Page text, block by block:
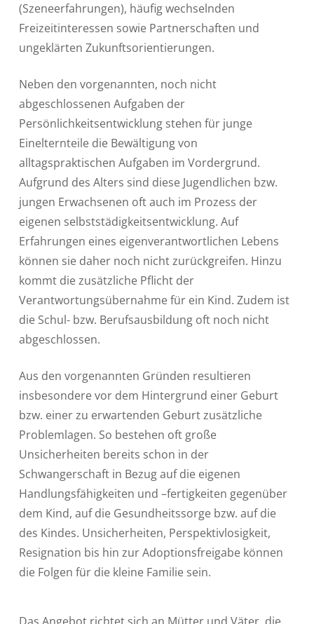
(Szeneerfahrungen), häufig wechselnden
Freizeitinteressen sowie Partnerschaften und
ungeklärten Zukunftsorientierungen.
Neben den vorgenannten, noch nicht
abgeschlossenen Aufgaben der
Persönlichkeitsentwicklung stehen für junge
Einelternteile die Bewältigung von
alltagspraktischen Aufgaben im Vordergrund.
Aufgrund des Alters sind diese Jugendlichen bzw.
jungen Erwachsenen oft auch im Prozess der
eigenen selbststädigkeitsentwicklung. Auf
Erfahrungen eines eigenverantwortlichen Lebens
können sie daher noch nicht zurückgreifen. Hinzu
kommt die zusätzliche Pflicht der
Verantwortungsübernahme für ein Kind. Zudem ist
die Schul- bzw. Berufsausbildung oft noch nicht
abgeschlossen.
Aus den vorgenannten Gründen resultieren
insbesondere vor dem Hintergrund einer Geburt
bzw. einer zu erwartenden Geburt zusätzliche
Problemlagen. So bestehen oft große
Unsicherheiten bereits schon in der
Schwangerschaft in Bezug auf die eigenen
Handlungsfähigkeiten und –fertigkeiten gegenüber
dem Kind, auf die Gesundheitssorge bzw. auf die
des Kindes. Unsicherheiten, Perspektivlosigkeit,
Resignation bis hin zur Adoptionsfreigabe können
die Folgen für die kleine Familie sein.
Das Angebot richtet sich an Mütter und Väter, die